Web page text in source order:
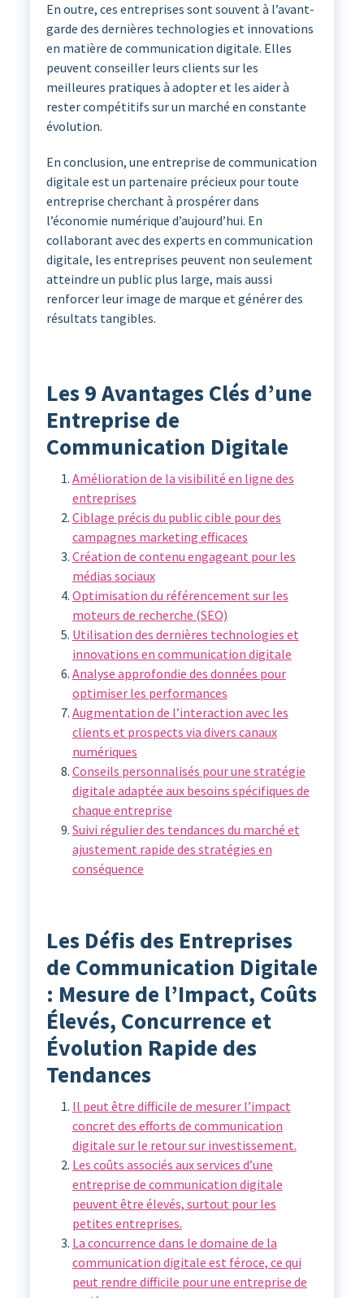
En outre, ces entreprises sont souvent à l’avant-
garde des dernières technologies et innovations
en matière de communication digitale. Elles
peuvent conseiller leurs clients sur les
meilleures pratiques à adopter et les aider à
rester compétitifs sur un marché en constante
évolution.
En conclusion, une entreprise de communication
digitale est un partenaire précieux pour toute
entreprise cherchant à prospérer dans
l’économie numérique d’aujourd’hui. En
collaborant avec des experts en communication
digitale, les entreprises peuvent non seulement
atteindre un public plus large, mais aussi
renforcer leur image de marque et générer des
résultats tangibles.
Les 9 Avantages Clés d’une
Entreprise de
Communication Digitale
Amélioration de la visibilité en ligne des
entreprises
Ciblage précis du public cible pour des
campagnes marketing efficaces
Création de contenu engageant pour les
médias sociaux
Optimisation du référencement sur les
moteurs de recherche (SEO)
Utilisation des dernières technologies et
innovations en communication digitale
Analyse approfondie des données pour
optimiser les performances
Augmentation de l’interaction avec les
clients et prospects via divers canaux
numériques
Conseils personnalisés pour une stratégie
digitale adaptée aux besoins spécifiques de
chaque entreprise
Suivi régulier des tendances du marché et
ajustement rapide des stratégies en
conséquence
Les Défis des Entreprises
de Communication Digitale
: Mesure de l’Impact, Coûts
Élevés, Concurrence et
Évolution Rapide des
Tendances
Il peut être difficile de mesurer l’impact
concret des efforts de communication
digitale sur le retour sur investissement.
Les coûts associés aux services d’une
entreprise de communication digitale
peuvent être élevés, surtout pour les
petites entreprises.
La concurrence dans le domaine de la
communication digitale est féroce, ce qui
peut rendre difficile pour une entreprise de